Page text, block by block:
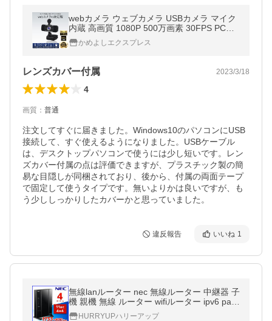
webカメラ ウェブカメラ USBカメラ マイク
内蔵 高画質 1080P 500万画素 30FPS PCカ
メラ web会議 リモートワーク
かめよしエクスプレス
レンズカバー付属 2023/3/18
4
画質 ： 普通
注文してすぐに届きました。Windows10のパソコンにUSB
接続して、すぐ使えるようになりました。USBケーブル
は、デスクトップパソコンで使うには少し短いです。レン
ズカバー付属の点は評価できますが、プラスチック製の簡
易な目隠しが同梱されており、後から、付属の両面テープ
で固定して使うタイプです。無いよりかは良いですが、も
う少ししっかりしたカバーかと思っていました。
違反報告 いいね 1
無線lanルーター nec 無線ルーター 中継器 子
機 親機 無線 ルーター wifiルーター ipv6 pa-
wg2600hs 無線lan 訳あり
HURRYUPハリーアップ